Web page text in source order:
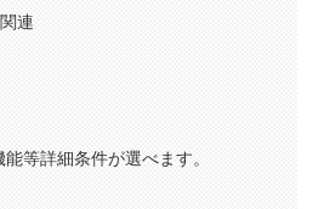
連
等詳細条件が選べます。